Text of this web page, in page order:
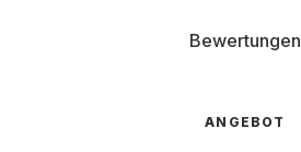
Bewertungen
ANGEBOT